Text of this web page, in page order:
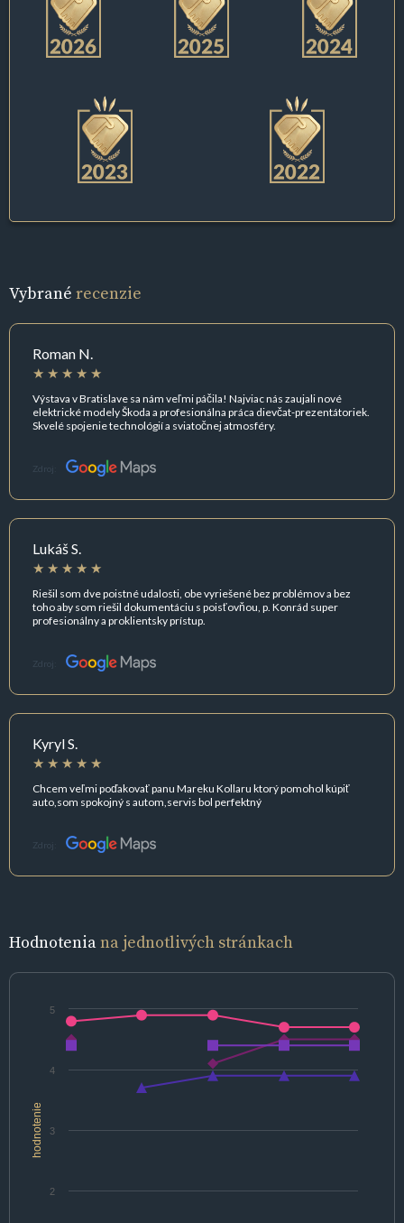
Vybrané recenzie
Roman N.
Výstava v Bratislave sa nám veľmi páčila! Najviac nás zaujali nové
elektrické modely Škoda a profesionálna práca dievčat-prezentátoriek.
Skvelé spojenie technológií a sviatočnej atmosféry.
Zdroj:
Lukáš S.
Riešil som dve poistné udalosti, obe vyriešené bez problémov a bez
toho aby som riešil dokumentáciu s poisťovňou, p. Konrád super
profesionálny a proklientsky prístup.
Zdroj:
Kyryl S.
Chcem veľmi poďakovať panu Mareku Kollaru ktorý pomohol kúpiť
auto,som spokojný s autom,servis bol perfektný
Zdroj:
Hodnoteniana jednotlivých stránkach
hodnotenie
2
3
4
5